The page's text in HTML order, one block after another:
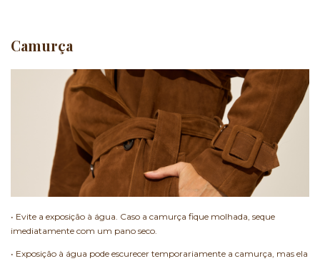
Camurça
• Evite a exposição à água. Caso a camurça fique molhada, seque
imediatamente com um pano seco.
• Exposição à água pode escurecer temporariamente a camurça, mas ela